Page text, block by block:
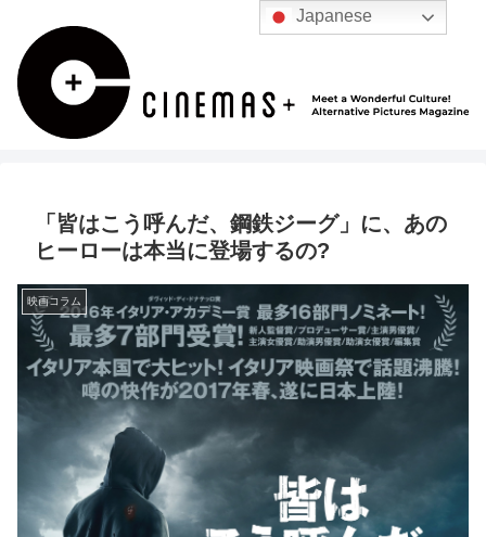
「皆はこう呼んだ、鋼鉄ジーグ」に、あの
ヒーローは本当に登場するの?
映画コラム
Japanese